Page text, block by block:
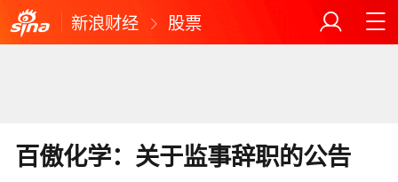
新浪财经 股票
百傲化学：关于监事辞职的公告